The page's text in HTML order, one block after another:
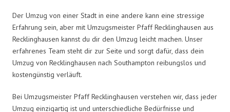
Der Umzug von einer Stadt in eine andere kann eine stressige
Erfahrung sein, aber mit Umzugsmeister Pfaff Recklinghausen aus
Recklinghausen kannst du dir den Umzug leicht machen. Unser
erfahrenes Team steht dir zur Seite und sorgt dafür, dass dein
Umzug von Recklinghausen nach Southampton reibungslos und
kostengünstig verläuft.
Bei Umzugsmeister Pfaff Recklinghausen verstehen wir, dass jeder
Umzug einzigartig ist und unterschiedliche Bedürfnisse und